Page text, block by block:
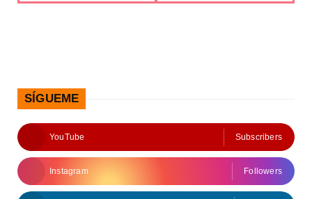
SÍGUEME
YouTube Subscribers
Instagram Followers